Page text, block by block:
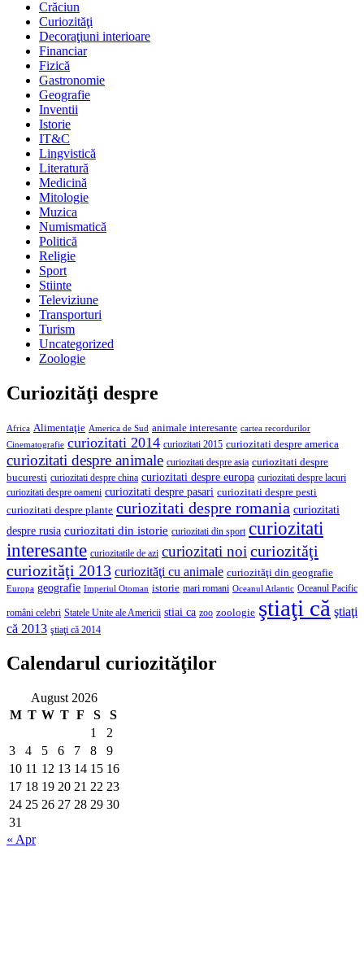
Crăciun
Curiozităţi
Decoraţiuni interioare
Financiar
Fizică
Gastronomie
Geografie
Inventii
Istorie
IT&C
Lingvistică
Literatură
Medicină
Mitologie
Muzica
Numismatică
Politică
Religie
Sport
Stiinte
Televiziune
Transporturi
Turism
Uncategorized
Zoologie
Curiozităţi despre
Africa Alimentaţie America de Sud animale interesante cartea recordurilor
Cinematografie curiozitati 2014 curiozitati 2015 curiozitati despre america
curiozitati despre animale curiozitati despre asia curiozitati despre
bucuresti curiozitati despre china curiozitati despre europa curiozitati despre lacuri
curiozitati despre oameni curiozitati despre pasari curiozitati despre pesti
curiozitati despre plante curiozitati despre romania curiozitati
despre rusia curiozitati din istorie curiozitati din sport curiozitati
interesante curiozitatile de azi curiozitati noicuriozităţi
curiozităţi 2013 curiozităţi cu animale curiozităţi din geografie
Europa geografie Imperiul Otoman istorie mari romani Oceanul Atlantic Oceanul Pacific
români celebri Statele Unite ale Americii stiai ca zoo zoologie ştiaţi că ştiaţi
că 2013 ştiaţi că 2014
Calendarul curiozităţilor
August 2026
M T W T F S
S
1
2
3
4 5 6 7 8
9
10 11 12 13 14 15 16
17 18 19 20 21 22 23
24 25 26 27 28 29 30
31
« Apr